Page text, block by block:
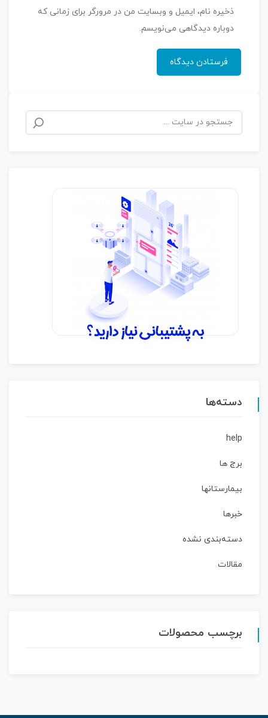
ذخیره نام، ایمیل و وبسایت من در مرورگر برای زمانی که
دوباره دیدگاهی می‌نویسم.
دسته‌ها
help
برج ها
بیمارستانها
خبرها
دسته‌بندی نشده
مقالات
برچسب محصولات